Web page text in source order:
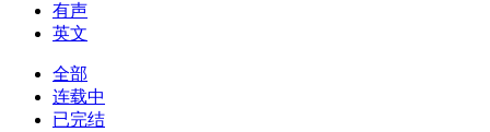
有声
英文
全部
连载中
已完结